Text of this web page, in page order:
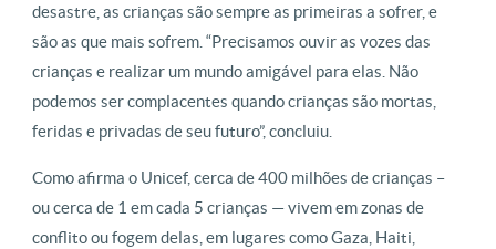
desastre, as crianças são sempre as primeiras a sofrer, e
são as que mais sofrem. “Precisamos ouvir as vozes das
crianças e realizar um mundo amigável para elas. Não
podemos ser complacentes quando crianças são mortas,
feridas e privadas de seu futuro”, concluiu.
Como afirma o Unicef, cerca de 400 milhões de crianças –
ou cerca de 1 em cada 5 crianças — vivem em zonas de
conflito ou fogem delas, em lugares como Gaza, Haiti,